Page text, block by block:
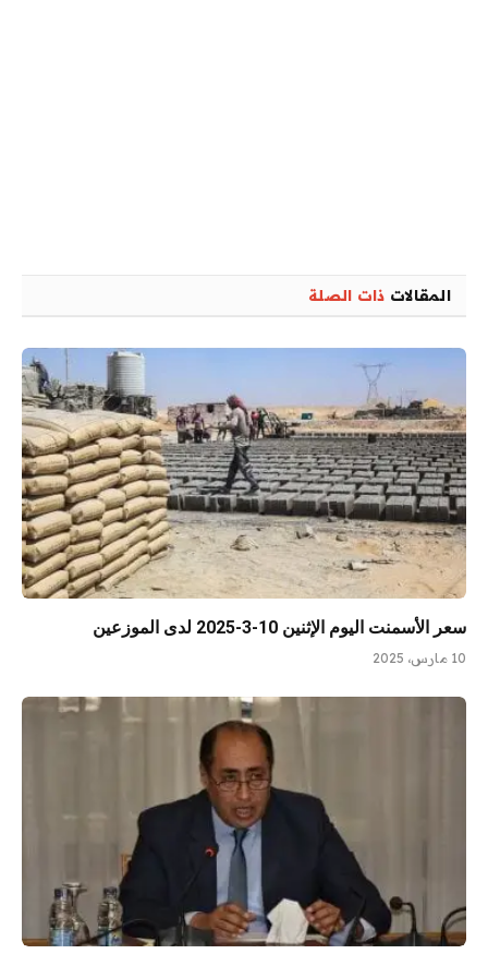
المقالات ذات الصلة
سعر الأسمنت اليوم الإثنين 10-3-2025 لدى الموزعين
10 مارس، 2025